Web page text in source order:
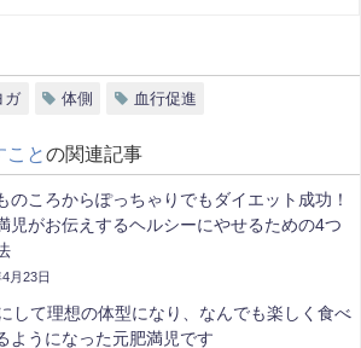
ガ 体側 血行促進
ことの関連記事
のころからぽっちゃりでもダイエット成功！
児がお伝えするヘルシーにやせるための4つ
月23日
して理想の体型になり、なんでも楽しく食べ
ようになった元肥満児です